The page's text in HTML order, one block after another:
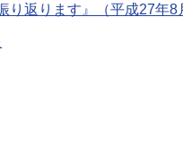
返ります』（平成27年8